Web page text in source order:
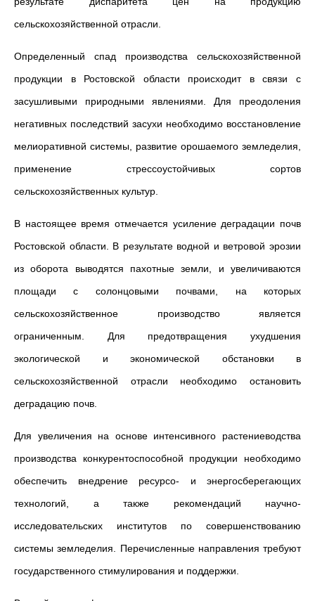
сельскохозяйственной отрасли.
Определенный спад производства сельскохозяйственной
продукции в Ростовской области происходит в связи с
засушливыми природными явлениями. Для преодоления
негативных последствий засухи необходимо восстановление
мелиоративной системы, развитие орошаемого земледелия,
применение стрессоустойчивых сортов
сельскохозяйственных культур.
В настоящее время отмечается усиление деградации почв
Ростовской области. В результате водной и ветровой эрозии
из оборота выводятся пахотные земли, и увеличиваются
площади с солонцовыми почвами, на которых
сельскохозяйственное производство является
ограниченным. Для предотвращения ухудшения
экологической и экономической обстановки в
сельскохозяйственной отрасли необходимо остановить
деградацию почв.
Для увеличения на основе интенсивного растениеводства
производства конкурентоспособной продукции необходимо
обеспечить внедрение ресурсо- и энергосберегающих
технологий, а также рекомендаций научно-
исследовательских институтов по совершенствованию
системы земледелия. Перечисленные направления требуют
государственного стимулирования и поддержки.